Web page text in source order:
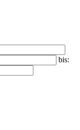
bis: